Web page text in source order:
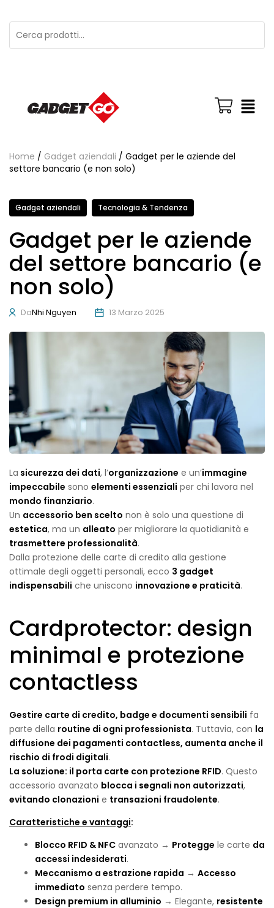
Home / Gadget aziendali / Gadget per le aziende del
settore bancario (e non solo)
Gadget aziendali Tecnologia & Tendenza
Gadget per le aziende
del settore bancario (e
non solo)
DaNhi Nguyen 13 Marzo 2025
La sicurezza dei dati, l’organizzazione e un’immagine
impeccabile sono elementi essenziali per chi lavora nel
mondo finanziario.
Un accessorio ben scelto non è solo una questione di
estetica, ma un alleato per migliorare la quotidianità e
trasmettere professionalità.
Dalla protezione delle carte di credito alla gestione
ottimale degli oggetti personali, ecco 3 gadget
indispensabili che uniscono innovazione e praticità.
Cardprotector: design
minimal e protezione
contactless
Gestire carte di credito, badge e documenti sensibili fa
parte della routine di ogni professionista. Tuttavia, con la
diffusione dei pagamenti contactless, aumenta anche il
rischio di frodi digitali.
La soluzione: il porta carte con protezione RFID. Questo
accessorio avanzato blocca i segnali non autorizzati,
evitando clonazioni e transazioni fraudolente.
Caratteristiche e vantaggi:
Blocco RFID & NFC avanzato → Protegge le carte da
accessi indesiderati.
Meccanismo a estrazione rapida → Accesso
immediato senza perdere tempo.
Design premium in alluminio → Elegante, resistente